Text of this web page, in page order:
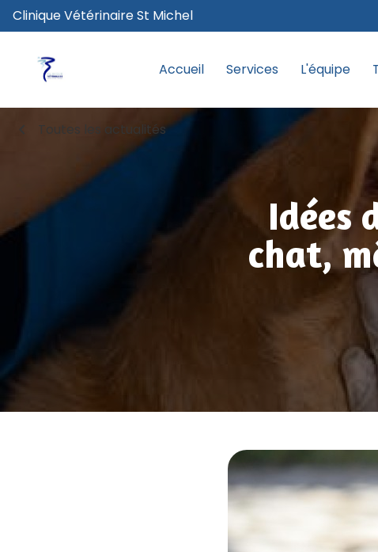
Clinique Vétérinaire St Michel
Accueil Services L'équipe
chevron_left Toutes les actualités
Idées
chat,